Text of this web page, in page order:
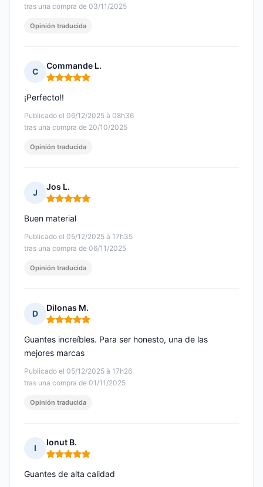
tras una compra de 03/11/2025
Opinión traducida
C
Commande L.
Nota: 5 de 5
Publicado el 06/12/2025 à 08h36
tras una compra de 20/10/2025
¡Perfecto!!
Opinión traducida
J
Jos L.
Nota: 5 de 5
Publicado el 05/12/2025 à 17h35
tras una compra de 06/11/2025
Buen material
Opinión traducida
D
Dilonas M.
Nota: 5 de 5
Publicado el 05/12/2025 à 17h26
tras una compra de 01/11/2025
Guantes increíbles. Para ser honesto, una de las
mejores marcas
Opinión traducida
I
Ionut B.
Nota: 5 de 5
Guantes de alta calidad